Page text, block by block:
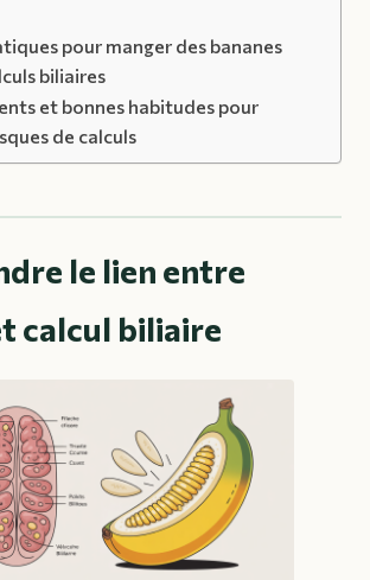
pour manger des bananes
biliaires
et bonnes habitudes pour
de calculs
le lien entre
calcul biliaire